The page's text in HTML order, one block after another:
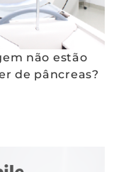
não estão
de pâncreas?